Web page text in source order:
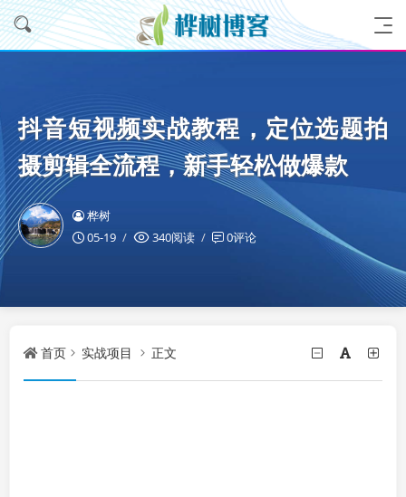
抖音短视频实战教程，定位选题拍
摄剪辑全流程，新手轻松做爆款
桦树
05-19
340阅读 0评论
首页 实战项目 正文